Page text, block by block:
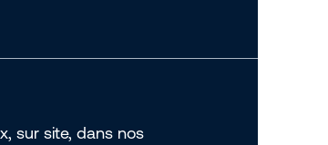
sur site, dans nos